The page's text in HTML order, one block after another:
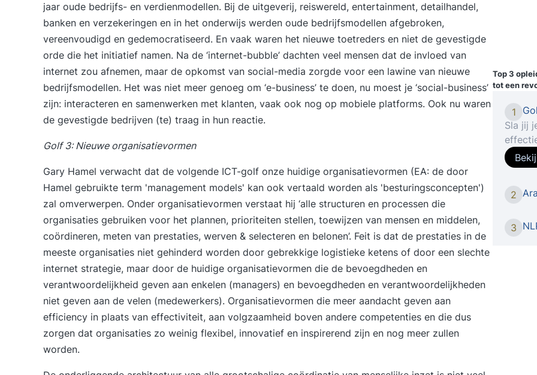
jaar oude bedrijfs- en verdienmodellen. Bij de uitgeverij, reiswereld, entertainment, detailhandel,
banken en verzekeringen en in het onderwijs werden oude bedrijfsmodellen afgebroken,
vereenvoudigd en gedemocratiseerd. En vaak waren het nieuwe toetreders en niet de gevestigde
orde die het initiatief namen. Na de ‘internet-bubble’ dachten veel mensen dat de invloed van
internet zou afnemen, maar de opkomst van social-media zorgde voor een lawine van nieuwe
bedrijfsmodellen. Het was niet meer genoeg om ‘e-business’ te doen, nu moest je ‘social-business’
zijn: interacteren en samenwerken met klanten, vaak ook nog op mobiele platforms. Ook nu waren
de gevestigde bedrijven (te) traag in hun reactie.
Golf 3: Nieuwe organisatievormen
Gary Hamel verwacht dat de volgende ICT-golf onze huidige organisatievormen (EA: de door
Hamel gebruikte term 'management models' kan ook vertaald worden als 'besturingsconcepten')
zal omverwerpen. Onder organisatievormen verstaat hij ‘alle structuren en processen die
organisaties gebruiken voor het plannen, prioriteiten stellen, toewijzen van mensen en middelen,
coördineren, meten van prestaties, werven & selecteren en belonen’. Feit is dat de prestaties in de
meeste organisaties niet gehinderd worden door gebrekkige logistieke ketens of door een slechte
internet strategie, maar door de huidige organisatievormen die de bevoegdheden en
verantwoordelijkheid geven aan enkelen (managers) en bevoegdheden en verantwoordelijkheden
niet geven aan de velen (medewerkers). Organisatievormen die meer aandacht geven aan
efficiency in plaats van effectiviteit, aan volgzaamheid boven andere competenties en die dus
zorgen dat organisaties zo weinig flexibel, innovatief en inspirerend zijn en nog meer zullen
worden.
Top 3
tot een
1
Sla jij
hun
2
3